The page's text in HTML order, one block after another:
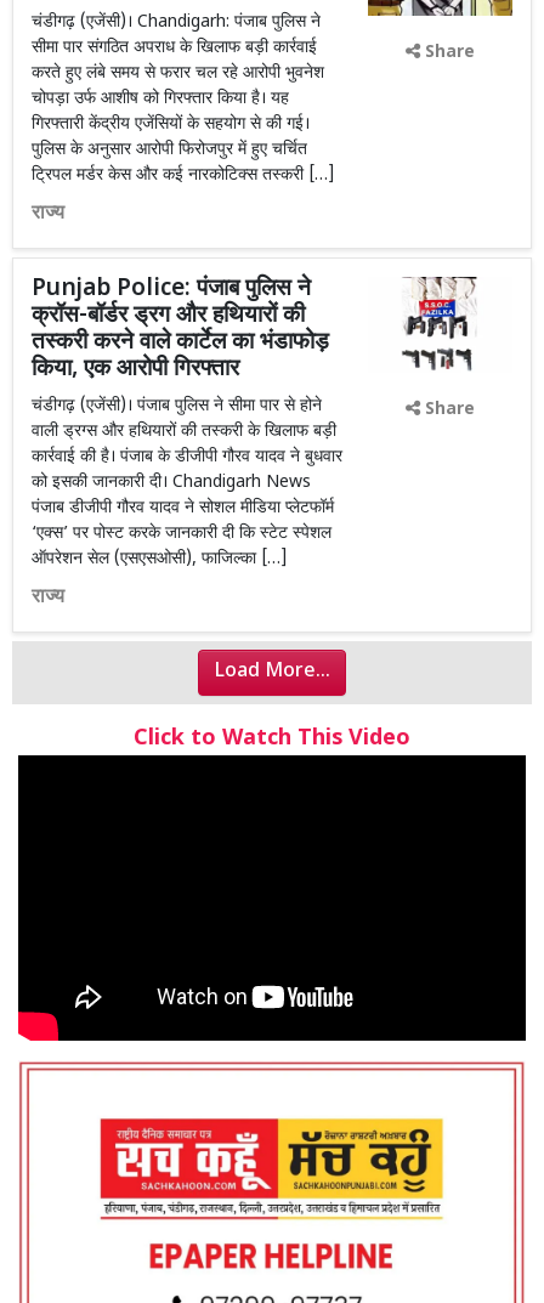
चंडीगढ़ (एजेंसी)। Chandigarh: पंजाब पुलिस ने
सीमा पार संगठित अपराध के खिलाफ बड़ी कार्रवाई
करते हुए लंबे समय से फरार चल रहे आरोपी भुवनेश
चोपड़ा उर्फ आशीष को गिरफ्तार किया है। यह
गिरफ्तारी केंद्रीय एजेंसियों के सहयोग से की गई।
पुलिस के अनुसार आरोपी फिरोजपुर में हुए चर्चित
ट्रिपल मर्डर केस और कई नारकोटिक्स तस्करी […]
राज्य
Share
Punjab Police: पंजाब पुलिस ने
क्रॉस-बॉर्डर ड्रग और हथियारों की
तस्करी करने वाले कार्टेल का भंडाफोड़
किया, एक आरोपी गिरफ्तार
चंडीगढ़ (एजेंसी)। पंजाब पुलिस ने सीमा पार से होने
वाली ड्रग्स और हथियारों की तस्करी के खिलाफ बड़ी
कार्रवाई की है। पंजाब के डीजीपी गौरव यादव ने बुधवार
को इसकी जानकारी दी। Chandigarh News
पंजाब डीजीपी गौरव यादव ने सोशल मीडिया प्लेटफॉर्म
‘एक्स’ पर पोस्ट करके जानकारी दी कि स्टेट स्पेशल
ऑपरेशन सेल (एसएसओसी), फाजिल्का […]
राज्य
Share
Load More...
Click to Watch This Video